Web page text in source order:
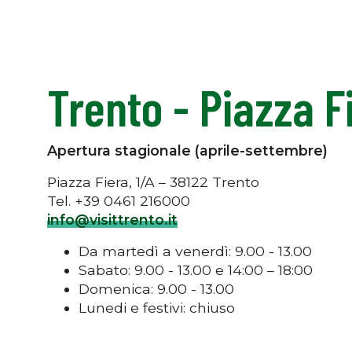
Trento - Piazza
Apertura stagionale (aprile-settembre)
Piazza Fiera, 1/A – 38122 Trento
Tel. +39 0461 216000
info@visittrento.it
Da martedì a venerdì: 9.00 - 13.00
Sabato: 9.00 - 13.00 e 14:00 – 18:00
Domenica: 9.00 - 13.00
Lunedi e festivi: chiuso